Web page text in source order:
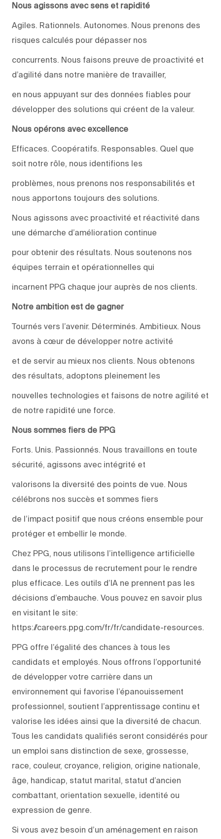
Nous agissons avec sens et rapidité
Agiles. Rationnels. Autonomes. Nous prenons des
risques calculés pour dépasser nos
concurrents. Nous faisons preuve de proactivité et
d’agilité dans notre manière de travailler,
en nous appuyant sur des données fiables pour
développer des solutions qui créent de la valeur.
Nous opérons avec excellence
Efficaces. Coopératifs. Responsables. Quel que
soit notre rôle, nous identifions les
problèmes, nous prenons nos responsabilités et
nous apportons toujours des solutions.
Nous agissons avec proactivité et réactivité dans
une démarche d’amélioration continue
pour obtenir des résultats. Nous soutenons nos
équipes terrain et opérationnelles qui
incarnent PPG chaque jour auprès de nos clients.
Notre ambition est de gagner
Tournés vers l’avenir. Déterminés. Ambitieux. Nous
avons à cœur de développer notre activité
et de servir au mieux nos clients. Nous obtenons
des résultats, adoptons pleinement les
nouvelles technologies et faisons de notre agilité et
de notre rapidité une force.
Nous sommes fiers de PPG
Forts. Unis. Passionnés. Nous travaillons en toute
sécurité, agissons avec intégrité et
valorisons la diversité des points de vue. Nous
célébrons nos succès et sommes fiers
de l’impact positif que nous créons ensemble pour
protéger et embellir le monde.
Chez PPG, nous utilisons l’intelligence artificielle
dans le processus de recrutement pour le rendre
plus efficace. Les outils d’IA ne prennent pas les
décisions d’embauche. Vous pouvez en savoir plus
en visitant le site:
https://careers.ppg.com/fr/fr/candidate-resources.
PPG offre l’égalité des chances à tous les
candidats et employés. Nous offrons l’opportunité
de développer votre carrière dans un
environnement qui favorise l’épanouissement
professionnel, soutient l’apprentissage continu et
valorise les idées ainsi que la diversité de chacun.
Tous les candidats qualifiés seront considérés pour
un emploi sans distinction de sexe, grossesse,
race, couleur, croyance, religion, origine nationale,
âge, handicap, statut marital, statut d’ancien
combattant, orientation sexuelle, identité ou
expression de genre.
Si vous avez besoin d’un aménagement en raison